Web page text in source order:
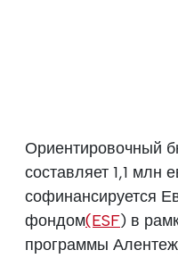
Ориентировочный
составляет 1,1 млн
софинансируется
фондом(ESF) в
программы